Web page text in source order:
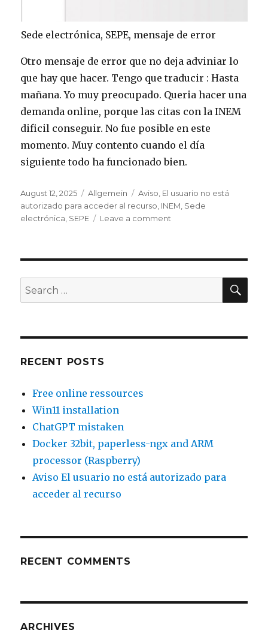
Sede electrónica, SEPE, mensaje de error
Otro mensaje de error que no deja adviniar lo
que hay que hacer. Tengo que traducir : Hasta
mañana. Yo muy preocupado. Queria hacer una
demanda online, porque las citas con la INEM
dificil conseguir. No fue posible en este
momento. Muy contento cuando el día
siguiente todo ha funcionado bien.
Posted
on
August 12, 2025 Categories
Allgemein Tags
Aviso El usuario no está
autorizado para acceder al recurso INEM Sede
electrónica SEPE Leave a comment
está
para
Search
for:
RECENT POSTS
Free online ressources
Win11 installation
ChatGPT mistaken
Docker 32bit, paperless-ngx and ARM
processor (Raspberry)
Aviso El usuario no está autorizado para
acceder al recurso
RECENT COMMENTS
ARCHIVES